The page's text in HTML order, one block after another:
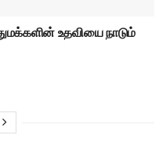
உதவியை நாடும்